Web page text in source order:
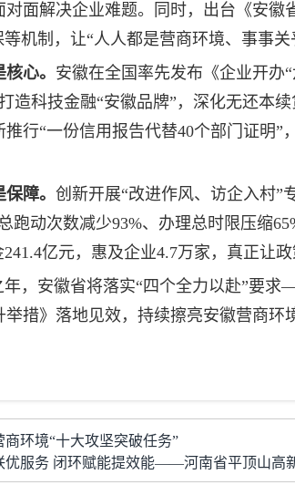
面解决企业难题。同时，出台《安
机制，让“人人都是营商环境、事事
心。 安徽在全国率先发布《企业开办
造科技金融“安徽品牌”，深化无还本
推行“一份信用报告代替40个部门证明
障。 创新开展“改进作风、访企入村”
跑动次数减少93%、办理总时限压缩
亿元，惠及企业4.7万家，真正让政
年，安徽省将落实“四个全力以赴”要
措》落地见效，持续擦亮安徽营商
商环境“十大攻坚突破任务”
优服务 闭环赋能提效能——河南省平顶山高